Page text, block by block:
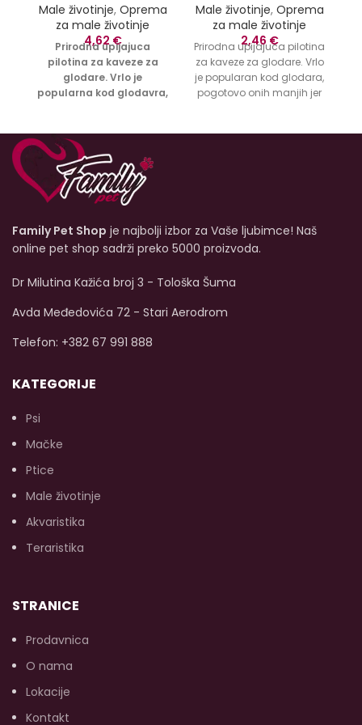
Male životinje, Oprema
za male životinje
4,62 €
Prirodna upijajuca
pilotina za kaveze za
glodare. Vrlo je
popularna kod glodavra,
Male životinje, Oprema
za male životinje
2,46 €
Prirodna upijajuca pilotina
za kaveze za glodare. Vrlo
je popularan kod glodara,
pogotovo onih manjih jer
Family Pet Shop je najbolji izbor za Vaše ljubimce! Naš
online pet shop sadrži preko 5000 proizvoda.
Dr Milutina Kažića broj 3 - Tološka Šuma
Avda Međedovića 72 - Stari Aerodrom
Telefon: +382 67 991 888
KATEGORIJE
Psi
Mačke
Ptice
Male životinje
Akvaristika
Teraristika
STRANICE
Prodavnica
O nama
Lokacije
Kontakt